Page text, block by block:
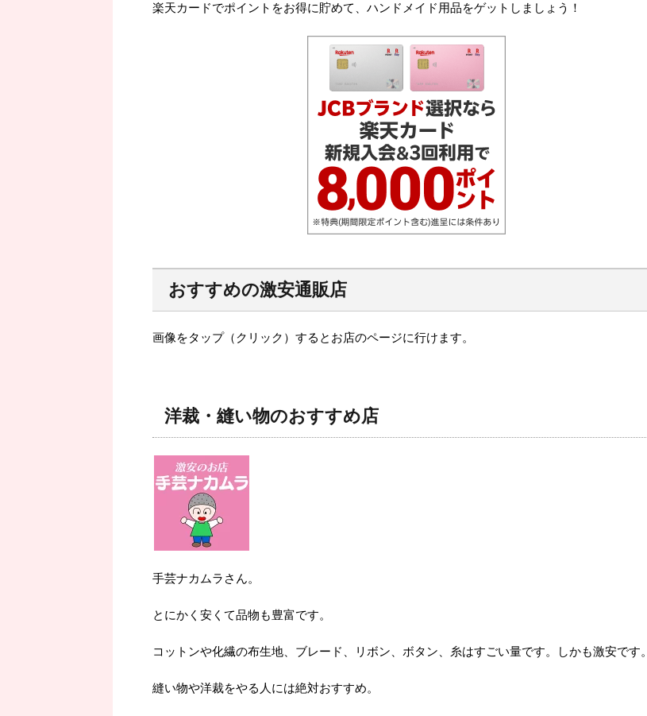
楽天カードでポイントをお得に貯めて、ハンドメイド用品をゲットしましょう！
おすすめの激安通販店
画像をタップ（クリック）するとお店のページに行けます。
洋裁・縫い物のおすすめ店
手芸ナカムラさん。
とにかく安くて品物も豊富です。
コットンや化繊の布生地、ブレード、リボン、ボタン、糸はすごい量です。しかも激安です。
縫い物や洋裁をやる人には絶対おすすめ。